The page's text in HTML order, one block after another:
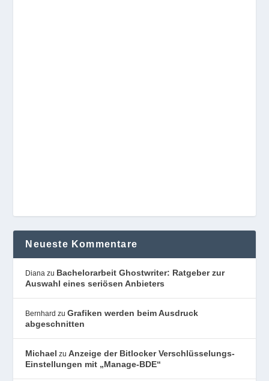
Neueste Kommentare
Diana zu Bachelorarbeit Ghostwriter: Ratgeber zur
Auswahl eines seriösen Anbieters
Bernhard zuGrafiken werden beim Ausdruck
abgeschnitten
Michael zuAnzeige der Bitlocker Verschlüsselungs-
Einstellungen mit „Manage-BDE“